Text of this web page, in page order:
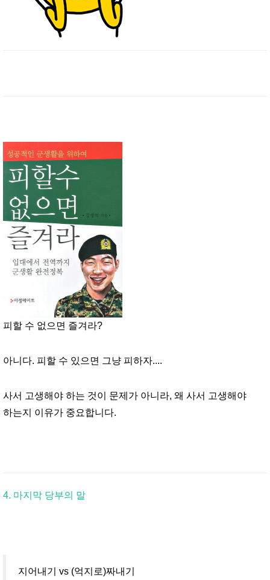
피할 수 없으면 즐겨라?
아니다. 피할 수 있으면 그냥 피하자....
사서 고생해야 하는 것이 문제가 아니라, 왜 사서 고생해야
하는지 이유가 중요합니다.
4. 마지막 당부의 말
지어내기 vs (억지로)짜내기